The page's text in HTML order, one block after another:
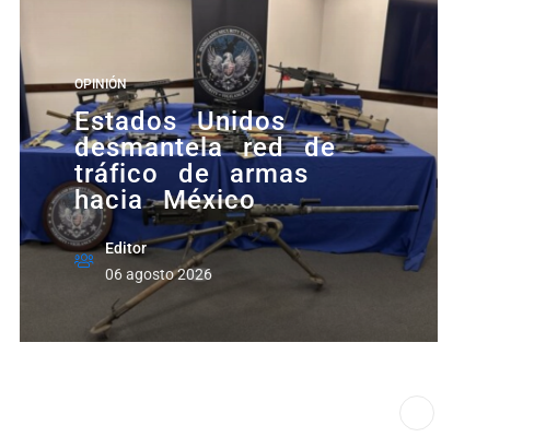
OPINIÓN
Estados Unidos
desmantela red de
tráfico de armas
hacia México
Editor
06 agosto 2026